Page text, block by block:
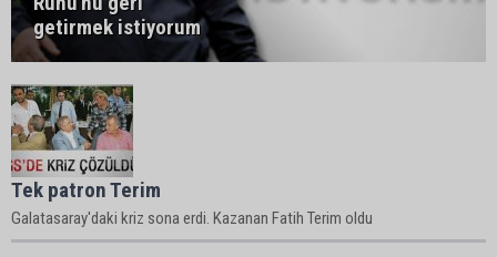
getirmek istiyorum
Tek patron Terim
Galatasaray'daki kriz sona erdi. Kazanan Fatih Terim oldu